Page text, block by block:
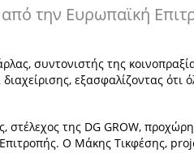
την Ευρωπαϊκή
συντονιστής της
εξασφαλίζοντας
στέλεχος της DG GROW,
O Μάκης Τικφέσης,